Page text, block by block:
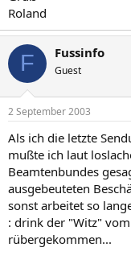
Roland
F Fussinfo
Guest
2 September 2003
Als ich die letzte
mußte ich laut
Beamtenbundes
ausgebeuteten
sonst arbeitet so
: drink der "Witz"
rübergekommen...